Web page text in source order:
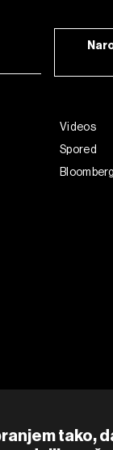
tako,
Videos
Spored
Instagram